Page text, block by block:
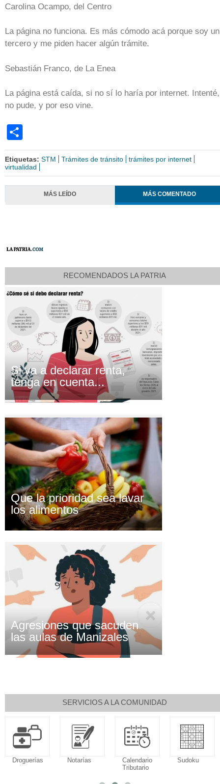
Carolina Ocampo, del Centro
La página no funciona. Es más cómodo acá porque soy un
tercero y me piden hacer algún trámite.
Sebastián Franco, de La Enea
La página está caída, si no sí lo haría por internet. Intenté,
no pude, y por eso vine.
Etiquetas: STM Trámites de tránsito
trámites por internet
virtualidad
MÁS LEÍDO MÁS COMENTADO
RECOMENDADOS LA PATRIA
Si va a declarar renta,
tenga en cuenta...
Que la prioridad sea lavar
los alimentos
Agresiones que sacuden
las aulas de Manizales
SERVICIOS A LA COMUNIDAD
Droguerías Notarías
Calendario
Tributario
Sudoku